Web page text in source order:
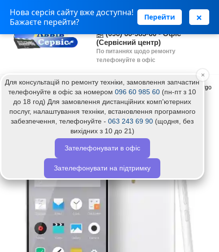
Нова серсія сайту вже доступна!
Бажаєте перейти?
Перейти ×
(063) 243 69 90 - Установка
(096) 60-985-60 - Офіс
(Сервісний центр)
По питаннях щодо ремонту
телефонуйте в офіс
Головна Ремонт техніки Ремонт телефонів Ремонт телефону Ergo
Ремонт телефону Ergo
Для консультацій по ремонту техніки, замовлення запчастин
телефонуйте в офіс за номером 096 60 985 60 (пн-пт з 10
до 18 год) Для замовлення дистанційних комп'ютерних
послуг, налаштування техніки, встановлення програмного
забезпечення, телефонуйте - 063 243 69 90 (щодня, без
вихідних з 10 до 21)
Зателефонувати в офіс
Зателефонувати на підтримку
×